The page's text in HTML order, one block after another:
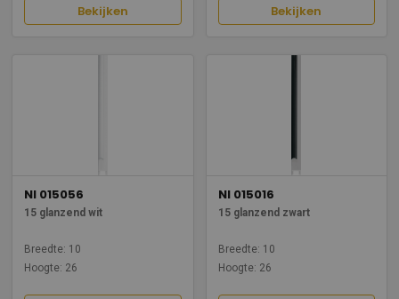
Bekijken Bekijken
NI 015056
15 glanzend wit
Breedte: 10
Hoogte: 26
NI 015016
15 glanzend zwart
Breedte: 10
Hoogte: 26